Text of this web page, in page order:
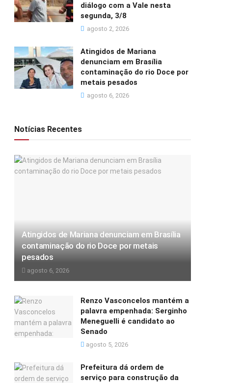
diálogo com a Vale nesta
segunda, 3/8
agosto 2, 2026
Atingidos de Mariana
denunciam em Brasília
contaminação do rio Doce por
metais pesados
agosto 6, 2026
Notícias Recentes
Atingidos de Mariana denunciam em Brasília
contaminação do rio Doce por metais
pesados
agosto 6, 2026
Renzo Vasconcelos mantém a
palavra empenhada: Serginho
Meneguelli é candidato ao
Senado
agosto 5, 2026
Prefeitura dá ordem de
serviço para construção da